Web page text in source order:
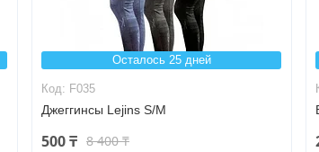
Осталось 25 дней
F035
Джеггинсы Lejins S/M
500 ₸ 8 400 ₸